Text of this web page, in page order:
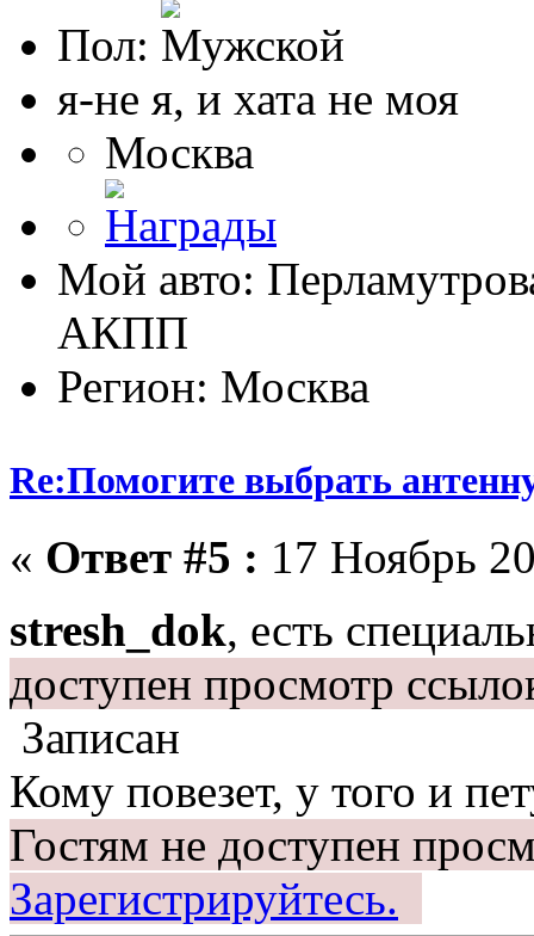
Пол:
я-не я, и хата не моя
Москва
Мой авто:
АКПП
Регион: Москва
Re:Помогите выбрать
« Ответ #5 : 17 Ноябрь
stresh_dok, есть
доступен просмотр
Записан
Кому повезет, у того и
Гостям не доступен
Зарегистрируйтесь.